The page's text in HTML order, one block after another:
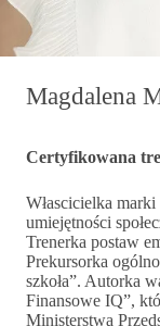
Magdalena
Certyfikowana
Włascicielka
umiejętności
Trenerka postaw
Prekursorka
szkoła”. Autorka
Finansowe IQ”,
Ministerstwa